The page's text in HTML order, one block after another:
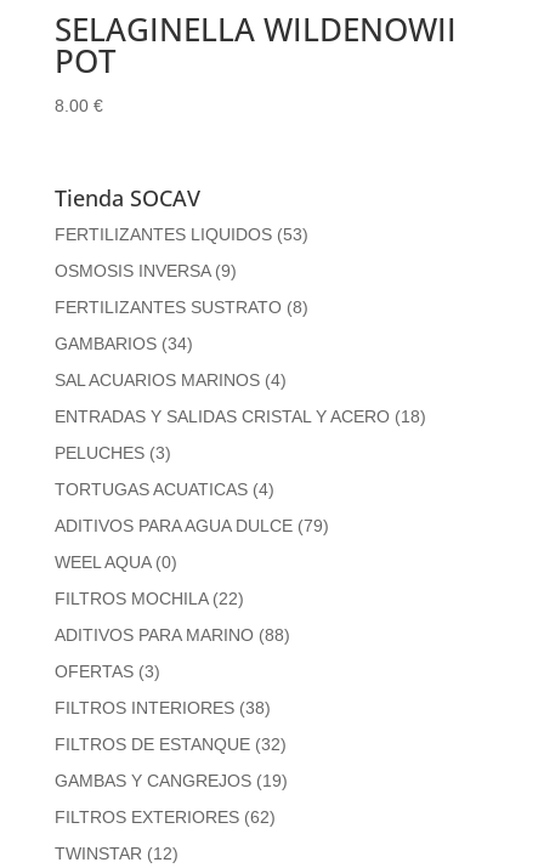
SELAGINELLA WILDENOWII
POT
8.00 €
Tienda SOCAV
FERTILIZANTES LIQUIDOS (53)
OSMOSIS INVERSA (9)
FERTILIZANTES SUSTRATO (8)
GAMBARIOS (34)
SAL ACUARIOS MARINOS (4)
ENTRADAS Y SALIDAS CRISTAL Y ACERO (18)
PELUCHES (3)
TORTUGAS ACUATICAS (4)
ADITIVOS PARA AGUA DULCE (79)
WEEL AQUA (0)
FILTROS MOCHILA (22)
ADITIVOS PARA MARINO (88)
OFERTAS (3)
FILTROS INTERIORES (38)
FILTROS DE ESTANQUE (32)
GAMBAS Y CANGREJOS (19)
FILTROS EXTERIORES (62)
TWINSTAR (12)